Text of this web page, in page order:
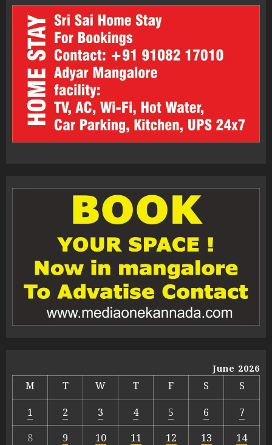
June 2026
M T W T F S
S
1
2 3 4 5 6
7
8
9 10 11 12 13
14